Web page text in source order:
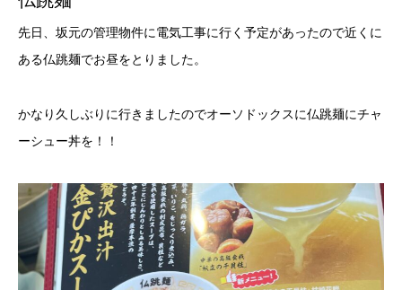
先日、坂元の管理物件に電気工事に行く予定があったので近くに
ある仏跳麺でお昼をとりました。
かなり久しぶりに行きましたのでオーソドックスに仏跳麺にチャ
ーシュー丼を！！